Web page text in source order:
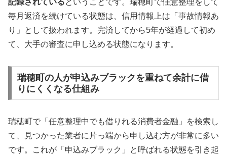
記録されているということです。瑞穂町で任意整理をして
毎月返済を続けている状態は、信用情報上は「事故情報あ
り」として扱われます。完済してから5年が経過して初め
て、大手の審査に申し込める状態になります。
瑞穂町の人が申込みブラックを重ねて余計に借
りにくくなる仕組み
瑞穂町で「任意整理中でも借りれる消費者金融」を検索し
て、見つかった業者に片っ端から申し込む方が非常に多い
です。これが「申込みブラック」と呼ばれる状態を引き起